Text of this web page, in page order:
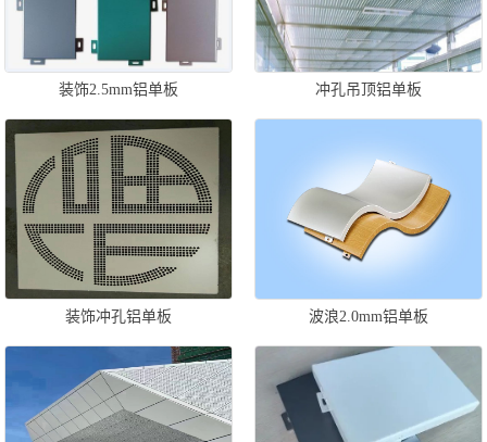
装饰2.5mm铝单板 冲孔吊顶铝单板
装饰冲孔铝单板 波浪2.0mm铝单板